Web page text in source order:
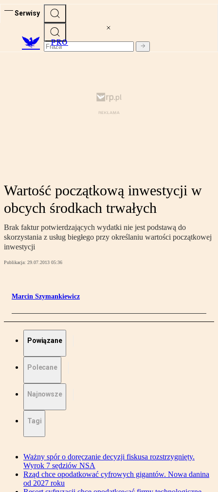
Serwisy
PRO
Wartość początkową inwestycji w
obcych środkach trwałych
Brak faktur potwierdzających wydatki nie jest podstawą do
skorzystania z usług biegłego przy określaniu wartości początkowej
inwestycji
Publikacja: 29.07.2013 05:36
Marcin Szymankiewicz
Powiązane
Polecane
Najnowsze
Tagi
Ważny spór o doręczanie decyzji fiskusa rozstrzygnięty.
Wyrok 7 sędziów NSA
Rząd chce opodatkować cyfrowych gigantów. Nowa danina
od 2027 roku